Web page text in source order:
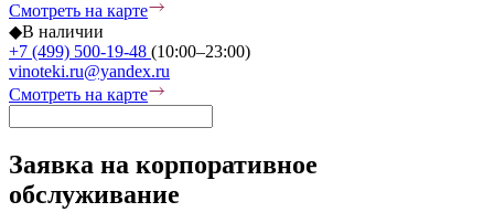
Смотреть на карте
◆В наличии
+7 (499) 500-19-48 (10:00–23:00)
vinoteki.ru@yandex.ru
Смотреть на карте
Заявка на корпоративное
обслуживание